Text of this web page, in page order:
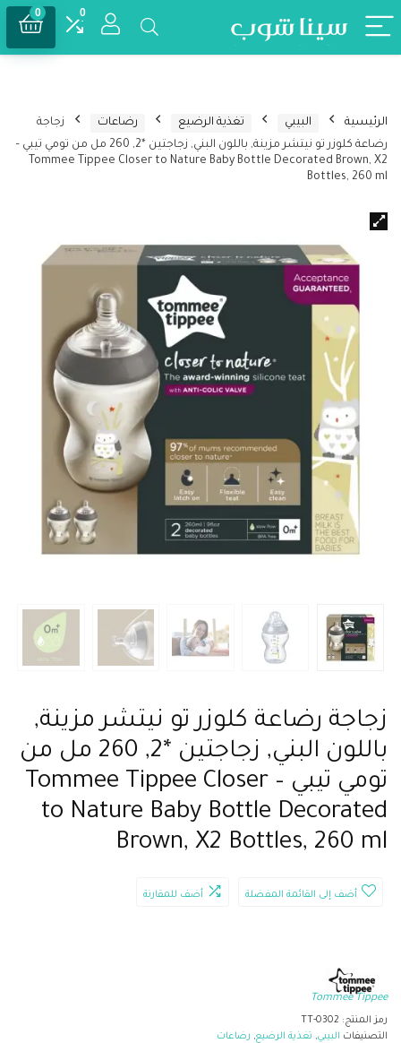
0
0
الرئيسية البيبي تغذية الرضيع رضاعات
زجاجة
رضاعة كلوزر تو نيتشر مزينة, باللون البني, زجاجتين *2, 260 مل من تومي تيبي –
Tommee Tippee Closer to Nature Baby Bottle Decorated Brown, X2
Bottles, 260 ml
زجاجة رضاعة كلوزر تو نيتشر مزينة,
باللون البني, زجاجتين *2, 260 مل من
تومي تيبي – Tommee Tippee Closer
to Nature Baby Bottle Decorated
Brown, X2 Bottles, 260 ml
أضف إلى القائمة المفضلة أضف للمقارنة
Tommee Tippee
رمز المنتج: TT-0302
التصنيفات البيبي, تغذية الرضيع, رضاعات